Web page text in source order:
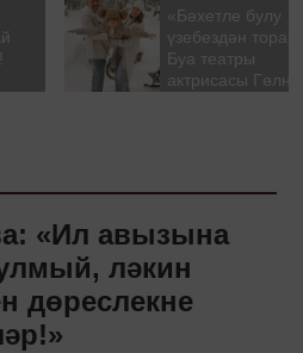
«Бәхетле булу
үзебездән тора».
Буа театры
актрисасы
«Ил авызына
ләкин
дөреслекне